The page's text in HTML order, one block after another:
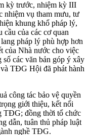
kỳ trước, nhiệm kỳ III
nhiệm vụ tham mưu, tư
khung khổ pháp lý,
của các cơ quan
pháp lý phù hợp hơn
của Nhà nước cho việc
các văn bản góp ý xây
TĐG Hội đã phát hành
công tác bảo vệ quyền
giới thiệu, kết nối
TĐG; đồng thời tổ chức
dẫn, tuân thủ pháp luật
nghề TĐG.